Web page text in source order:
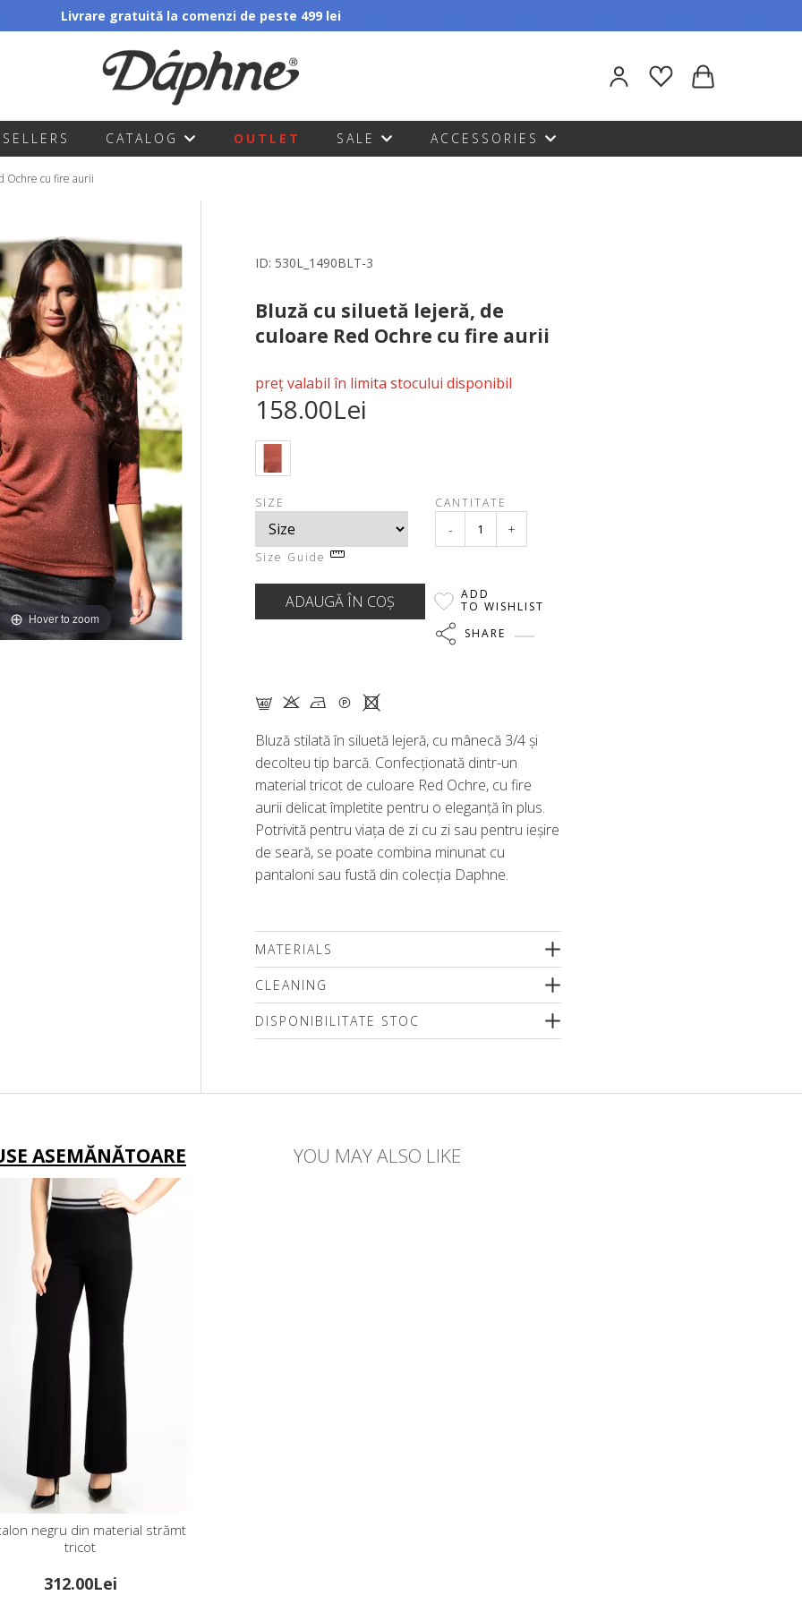
Livrare gratuită la comenzi de peste 499 lei
CATALOG OUTLET SALE ACCESSORIES
Ochre cu fire aurii
Hover to zoom
ID: 530L_1490BLT-3
Bluză cu siluetă lejeră, de
culoare Red Ochre cu fire aurii
preț valabil în limita stocului disponibil
158.00Lei
SIZE
Size Guide
CANTITATE
- +
ADD
TO WISHLIST
SHARE
F K N Q X
Bluză stilată în siluetă lejeră, cu mânecă 3/4 și
decolteu tip barcă. Confecționată dintr-un
material tricot de culoare Red Ochre, cu fire
aurii delicat împletite pentru o eleganță în plus.
Potrivită pentru viața de zi cu zi sau pentru ieșire
de seară, se poate combina minunat cu
pantaloni sau fustă din colecția Daphne.
MATERIALS
CLEANING
DISPONIBILITATE STOC
ASEMĂNĂTOARE YOU MAY ALSO LIKE
negru din material strămt
tricot
312.00Lei